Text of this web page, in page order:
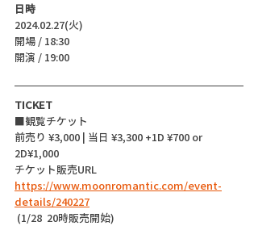
日時
2024.02.27(火)
開場 / 18:30
開演 / 19:00
TICKET
■観覧チケット
前売り ¥3,000 | 当日 ¥3,300 +1D ¥700 or
2D¥1,000
チケット販売URL
https://www.moonromantic.com/event-
details/240227
(1/28  20時販売開始)